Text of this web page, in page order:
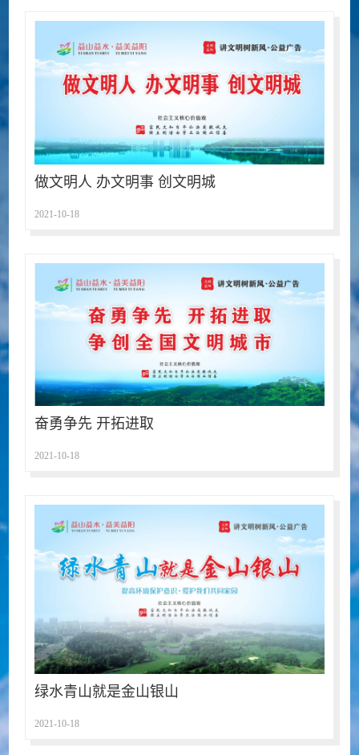
做文明人 办文明事 创文明城
2021-10-18
奋勇争先 开拓进取
2021-10-18
绿水青山就是金山银山
2021-10-18